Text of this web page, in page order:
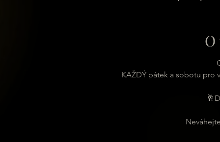
KAŽDÝ pátek a sobotu pro